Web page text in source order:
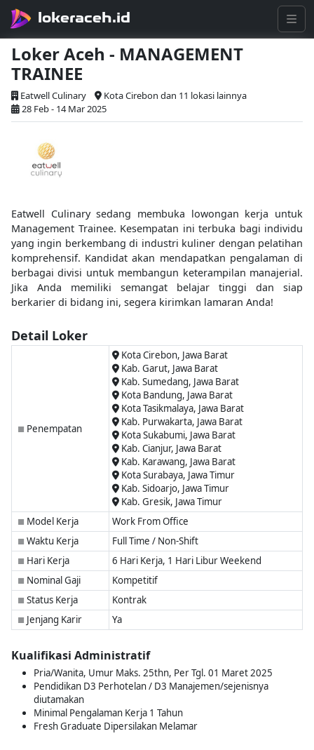
lokeraceh.id
Loker Aceh - MANAGEMENT
TRAINEE
Eatwell Culinary
Kota Cirebon dan 11 lokasi lainnya
28 Feb - 14 Mar 2025
Eatwell Culinary sedang membuka lowongan kerja untuk
Management Trainee. Kesempatan ini terbuka bagi individu
yang ingin berkembang di industri kuliner dengan pelatihan
komprehensif. Kandidat akan mendapatkan pengalaman di
berbagai divisi untuk membangun keterampilan manajerial.
Jika Anda memiliki semangat belajar tinggi dan siap
berkarier di bidang ini, segera kirimkan lamaran Anda!
Detail Loker
■ Penempatan
Kota Cirebon, Jawa Barat
Kab. Garut, Jawa Barat
Kab. Sumedang, Jawa Barat
Kota Bandung, Jawa Barat
Kota Tasikmalaya, Jawa Barat
Kab. Purwakarta, Jawa Barat
Kota Sukabumi, Jawa Barat
Kab. Cianjur, Jawa Barat
Kab. Karawang, Jawa Barat
Kota Surabaya, Jawa Timur
Kab. Sidoarjo, Jawa Timur
Kab. Gresik, Jawa Timur
■ Model Kerja Work From Office
■ Waktu Kerja Full Time / Non-Shift
■ Hari Kerja 6 Hari Kerja, 1 Hari Libur Weekend
■ Nominal Gaji Kompetitif
■ Status Kerja Kontrak
■ Jenjang Karir Ya
Kualifikasi Administratif
Pria/Wanita, Umur Maks. 25thn, Per Tgl. 01 Maret 2025
Pendidikan D3 Perhotelan / D3 Manajemen/sejenisnya
diutamakan
Minimal Pengalaman Kerja 1 Tahun
Fresh Graduate Dipersilakan Melamar